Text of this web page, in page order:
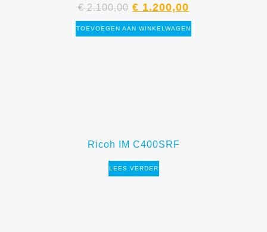
€2.100,00 € 1.200,00
TOEVOEGEN AAN WINKELWAGEN
Ricoh IM C400SRF
LEES VERDER